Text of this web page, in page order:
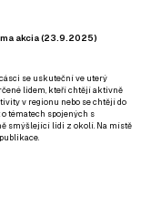
akcia (23.9.2025)
se uskuteční ve uterý
lidem, kteří chtějí aktivně
v regionu nebo se chtějí do
tématech spojených s
smýšlející lidi z okolí. Na místě